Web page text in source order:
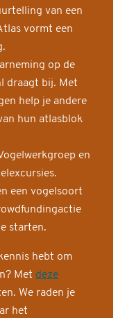
van een
vormt een
op de
draagt bij. Met
help je andere
hun atlasblok
en
een vogelsoort
starten.
hebt om
Met deze
We raden je
het